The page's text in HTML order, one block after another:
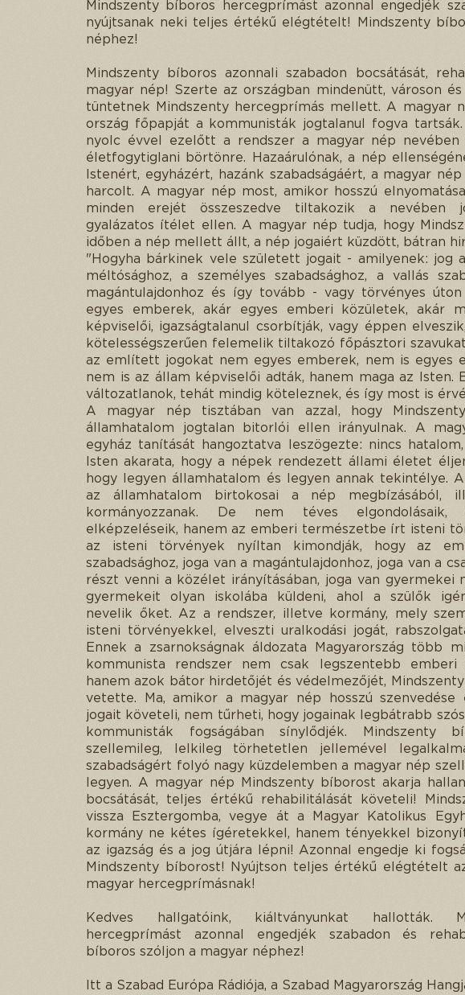
Mindszenty bíboros hercegprímást azonnal engedjék
nyújtsanak neki teljes értékű elégtételt! Mindszenty
néphez!
Mindszenty bíboros azonnali szabadon bocsátását,
magyar nép! Szerte az országban mindenütt, városon
tüntetnek Mindszenty hercegprímás mellett. A magyar
ország főpapját a kommunisták jogtalanul fogva
nyolc évvel ezelőtt a rendszer a magyar nép
életfogytiglani börtönre. Hazaárulónak, a nép
Istenért, egyházért, hazánk szabadságáért, a magyar
harcolt. A magyar nép most, amikor hosszú
minden erejét összeszedve tiltakozik a nevében
gyalázatos ítélet ellen. A magyar nép tudja, hogy
időben a nép mellett állt, a nép jogaiért küzdött, bátran
"Hogyha bárkinek vele született jogait - amilyenek: jog
méltósághoz, a személyes szabadsághoz, a vallás
magántulajdonhoz és így tovább - vagy törvényes
egyes emberek, akár egyes emberi közületek, akár
képviselői, igazságtalanul csorbítják, vagy éppen
kötelességszerűen felemelik tiltakozó főpásztori
az említett jogokat nem egyes emberek, nem is egyes
nem is az állam képviselői adták, hanem maga az Isten.
változatlanok, tehát mindig köteleznek, és így most is
A magyar nép tisztában van azzal, hogy
államhatalom jogtalan bitorlói ellen irányulnak. A
egyház tanítását hangoztatva leszögezte: nincs
Isten akarata, hogy a népek rendezett állami életet
hogy legyen államhatalom és legyen annak tekintélye.
az államhatalom birtokosai a nép megbízásából,
kormányozzanak. De nem téves elgondolásaik,
elképzeléseik, hanem az emberi természetbe írt isteni
az isteni törvények nyíltan kimondják, hogy az
szabadsághoz, joga van a magántulajdonhoz, joga van a
részt venni a közélet irányításában, joga van gyermekei
gyermekeit olyan iskolába küldeni, ahol a szülők
nevelik őket. Az a rendszer, illetve kormány, mely
isteni törvényekkel, elveszti uralkodási jogát,
Ennek a zsarnokságnak áldozata Magyarország több
kommunista rendszer nem csak legszentebb
hanem azok bátor hirdetőjét és védelmezőjét,
vetette. Ma, amikor a magyar nép hosszú szenvedése
jogait követeli, nem tűrheti, hogy jogainak legbátrabb
kommunisták fogságában sínylődjék. Mindszenty
szellemileg, lelkileg törhetetlen jellemével
szabadságért folyó nagy küzdelemben a magyar nép
legyen. A magyar nép Mindszenty bíborost akarja
bocsátását, teljes értékű rehabilitálását követeli!
vissza Esztergomba, vegye át a Magyar Katolikus
kormány ne kétes ígéretekkel, hanem tényekkel
az igazság és a jog útjára lépni! Azonnal engedje ki
Mindszenty bíborost! Nyújtson teljes értékű elégtételt
magyar hercegprímásnak!
Kedves hallgatóink, kiáltványunkat hallották.
hercegprímást azonnal engedjék szabadon és
bíboros szóljon a magyar néphez!
Itt a Szabad Európa Rádiója, a Szabad Magyarország